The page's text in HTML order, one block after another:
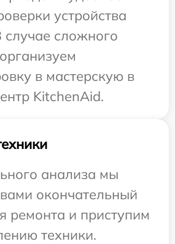
устройства
случае сложного
в мастерскую в
KitchenAid.
анализа мы
окончательный
ремонта и приступим
техники.